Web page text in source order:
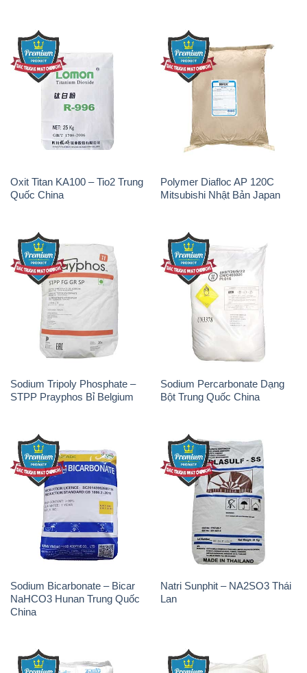
Oxit Titan KA100 – Tio2 Trung
Quốc China
Polymer Diafloc AP 120C
Mitsubishi Nhật Bản Japan
Sodium Tripoly Phosphate –
STPP Prayphos Bỉ Belgium
Sodium Percarbonate Dạng
Bột Trung Quốc China
Sodium Bicarbonate – Bicar
NaHCO3 Hunan Trung Quốc
China
Natri Sunphit – NA2SO3 Thái
Lan